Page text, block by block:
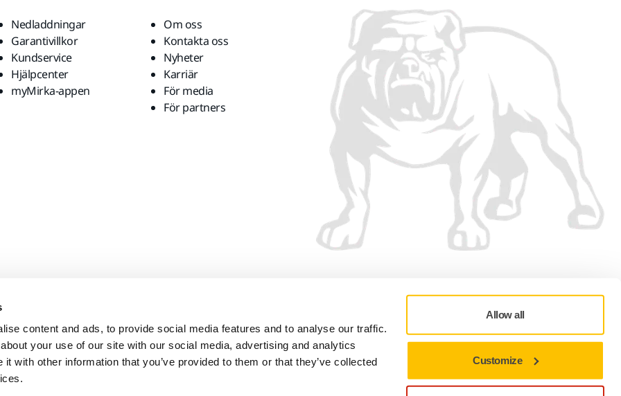
content and ads, to provide social media features and to analyse our traffic.
your use of our site with our social media, advertising and analytics
with other information that you’ve provided to them or that they’ve collected
Allow all
Customize
Nedladdningar
Garantivillkor
Kundservice
Hjälpcenter
myMirka-appen
Om oss
Kontakta oss
Nyheter
Karriär
För media
För partners